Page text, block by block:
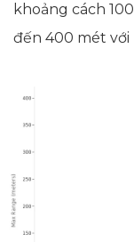
khoảng cách
đến 400 mét với